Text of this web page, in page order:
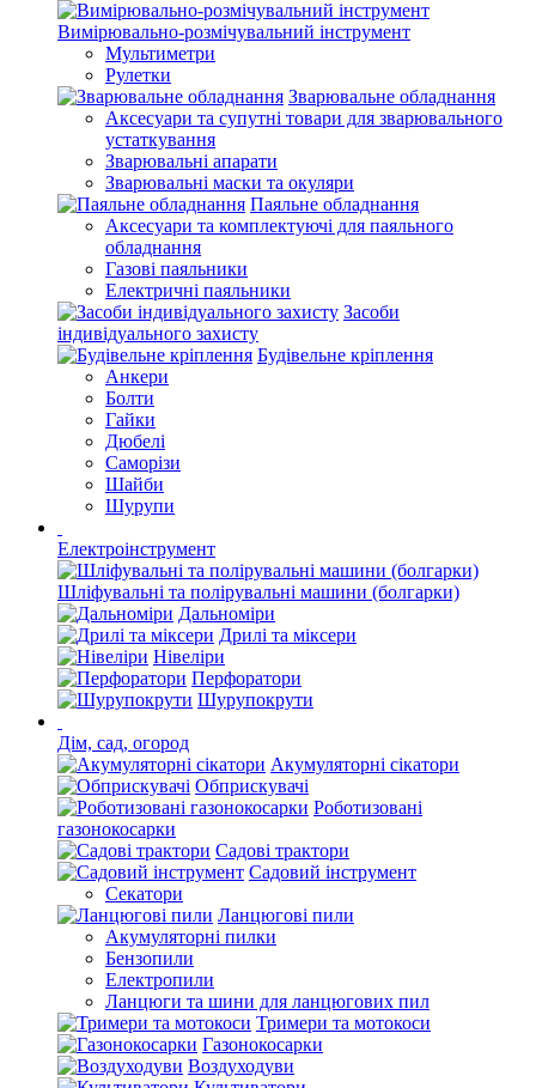
Вимірювально-розмічувальний інструмент
Мультиметри
Рулетки
Зварювальне обладнання
Аксесуари та супутні товари для зварювального
устаткування
Зварювальні апарати
Зварювальні маски та окуляри
Паяльне обладнання
Аксесуари та комплектуючі для паяльного
обладнання
Газові паяльники
Електричні паяльники
Засоби
індивідуального захисту
Будівельне кріплення
Анкери
Болти
Гайки
Дюбелі
Саморізи
Шайби
Шурупи
Електроінструмент
Шліфувальні та полірувальні машини (болгарки)
Дальноміри
Дрилі та міксери
Нівеліри
Перфоратори
Шурупокрути
Дім, сад, огород
Акумуляторні сікатори
Обприскувачі
Роботизовані
газонокосарки
Садові трактори
Садовий інструмент
Секатори
Ланцюгові пили
Акумуляторні пилки
Бензопили
Електропили
Ланцюги та шини для ланцюгових пил
Тримери та мотокоси
Газонокосарки
Воздуходуви